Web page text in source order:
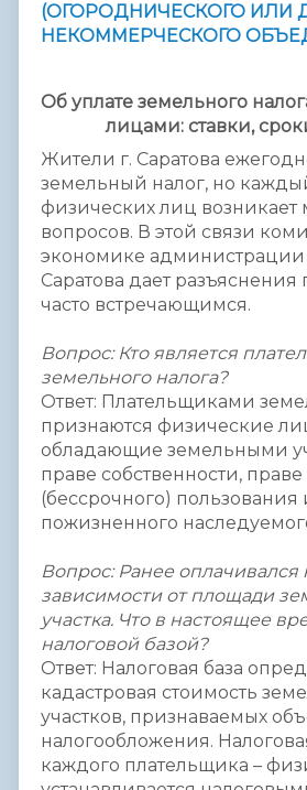
(ОГОРОДНИЧЕСКОГО ИЛИ
НЕКОММЕРЧЕСКОГО
Об уплате земельного
лицами: ставки,
Жители г. Саратова
земельный налог, но
физических лиц возникает
вопросов. В этой связи
экономике администрации
Саратова дает разъяснения
часто встречающимся.
Вопрос: Кто является
земельного налога?
Ответ: Плательщиками
признаются физические
обладающие земельными
праве собственности,
(бессрочного) пользования
пожизненного
Вопрос: Ранее оплачивался
зависимости от площади
участка. Что в настоящее
налоговой базой?
Ответ: Налоговая база
кадастровая стоимость
участков, признаваемых
налогообложения.
каждого плательщика –